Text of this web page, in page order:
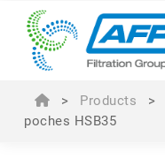
> Products >
poches HSB35